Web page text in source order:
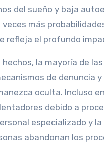
del sueño y baja
más
refleja el profundo
la mayoría de
de denuncia
oculta. Incluso
debido a
especializado y
abandonan los